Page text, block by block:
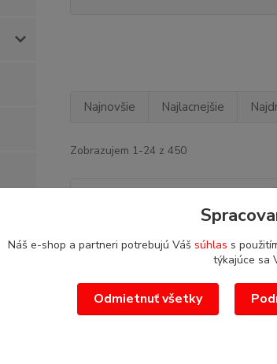
Najnovšie Najlacnejšie
Zobrazujem 1-24 z 450
Náš e-shop a partneri potrebujú Váš súhlas s
týkajúce sa
Odmietnuť všetky